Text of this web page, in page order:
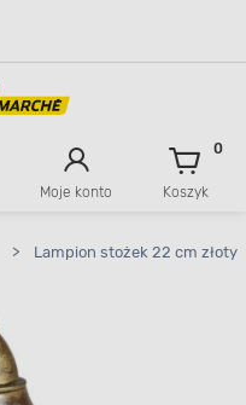
Moje konto Koszyk
0
> Lampion stożek 22 cm złoty